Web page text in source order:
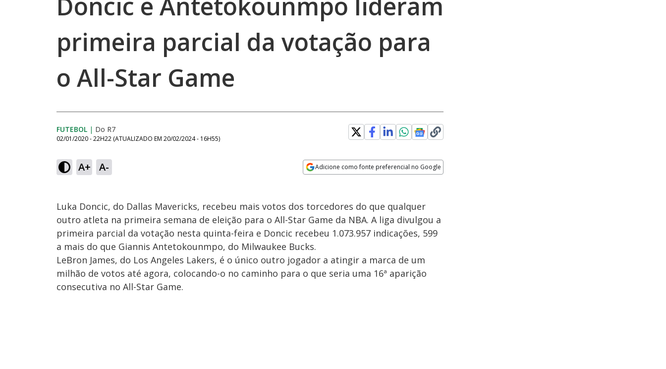
primeira parcial da votação para
o All-Star Game
FUTEBOL | Do R7
02/01/2020 - 22H22 (ATUALIZADO EM 20/02/2024 - 16H55)
A+ A- Adicione como fonte preferencial no Google
Luka Doncic, do Dallas Mavericks, recebeu mais votos dos torcedores do que qualquer
outro atleta na primeira semana de eleição para o All-Star Game da NBA. A liga divulgou a
primeira parcial da votação nesta quinta-feira e Doncic recebeu 1.073.957 indicações, 599
a mais do que Giannis Antetokounmpo, do Milwaukee Bucks.
LeBron James, do Los Angeles Lakers, é o único outro jogador a atingir a marca de um
milhão de votos até agora, colocando-o no caminho para o que seria uma 16ª aparição
consecutiva no All-Star Game.